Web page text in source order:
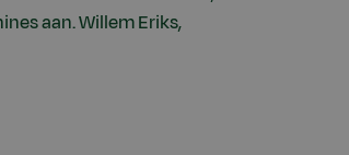
aan. Willem Eriks,